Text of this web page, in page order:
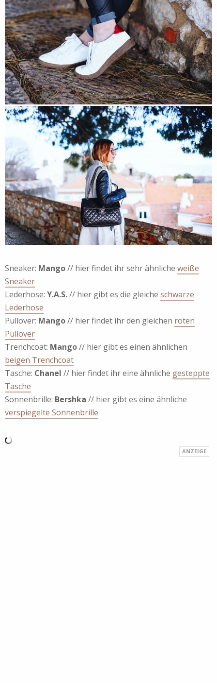
Sneaker: Mango// hier findet ihr sehr ähnliche weiße
Sneaker
Lederhose: Y.A.S.// hier gibt es die gleiche schwarze
Lederhose
Pullover: Mango// hier findet ihr den gleichen roten
Pullover
Trenchcoat: Mango// hier gibt es einen ähnlichen
beigen Trenchcoat
Tasche: Chanel // hier findet ihr eine ähnliche gesteppte
Tasche
Sonnenbrille: Bershka // hier gibt es eine ähnliche
verspiegelte Sonnenbrille